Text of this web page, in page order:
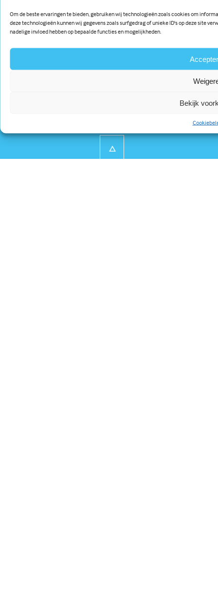
Om de beste ervaringen te bieden, gebruiken wij technologieën zoals cookies om
deze technologieën kunnen wij gegevens zoals surfgedrag of unieke ID's op deze site
nadelige invloed hebben op bepaalde functies en mogelijkheden.
Bekijk